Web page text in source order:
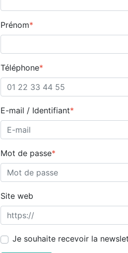
Prénom*
Téléphone*
E-mail / Identifiant*
Mot de passe*
Site web
Je souhaite recevoir la